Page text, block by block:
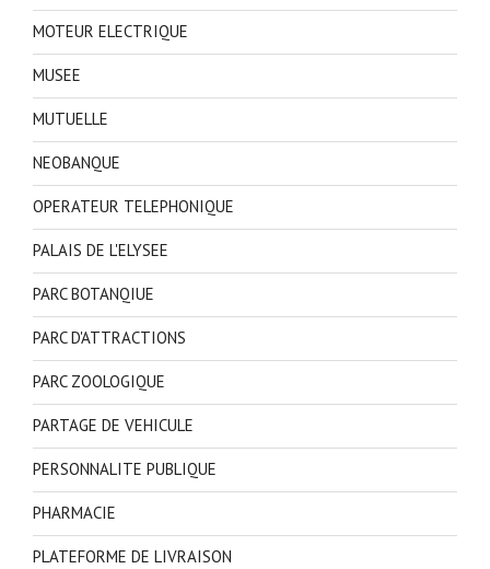
MOTEUR ELECTRIQUE
MUSEE
MUTUELLE
NEOBANQUE
OPERATEUR TELEPHONIQUE
PALAIS DE L'ELYSEE
PARC BOTANQIUE
PARC D'ATTRACTIONS
PARC ZOOLOGIQUE
PARTAGE DE VEHICULE
PERSONNALITE PUBLIQUE
PHARMACIE
PLATEFORME DE LIVRAISON